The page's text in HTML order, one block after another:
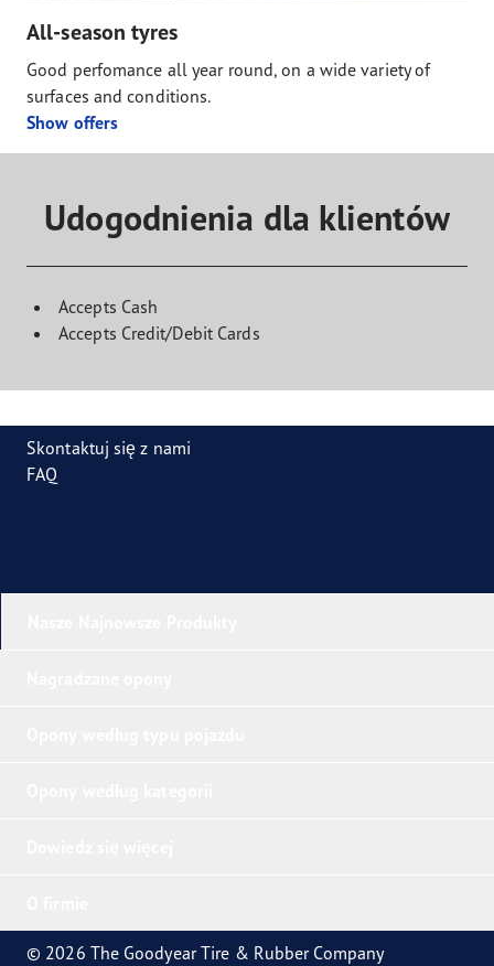
All-season tyres
Good perfomance all year round, on a wide variety of
surfaces and conditions.
Show offers
Udogodnienia dla klientów
Accepts Cash
Accepts Credit/Debit Cards
Skontaktuj się z nami
FAQ
© 2026 The Goodyear Tire & Rubber Company